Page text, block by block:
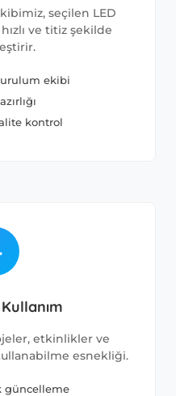
seçilen LED
ve titiz şekilde
ekibi
kontrol
etkinlikler ve
esnekliği.
güncelleme